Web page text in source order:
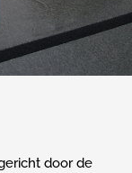
door de